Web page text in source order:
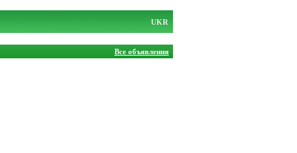
UKR
Все объявления